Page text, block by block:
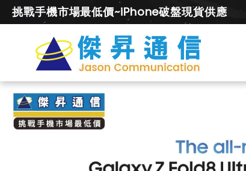
挑戰手機市場最低價~iPhone破盤現貨供應